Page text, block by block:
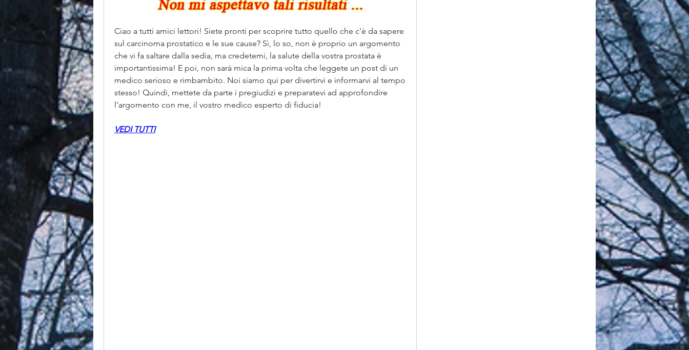
Ciao a tutti amici lettori! Siete pronti per scoprire tutto quello che c'è da sapere
sul carcinoma prostatico e le sue cause? Sì, lo so, non è proprio un argomento
che vi fa saltare dalla sedia, ma credetemi, la salute della vostra prostata è
importantissima! E poi, non sarà mica la prima volta che leggete un post di un
medico serioso e rimbambito. Noi siamo qui per divertirvi e informarvi al tempo
stesso! Quindi, mettete da parte i pregiudizi e preparatevi ad approfondire
l'argomento con me, il vostro medico esperto di fiducia!
VEDI TUTTI